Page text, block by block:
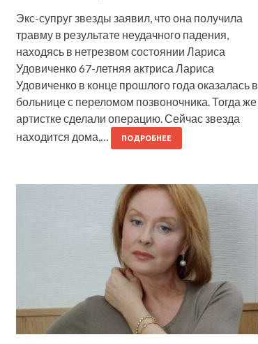
Экс-супруг звезды заявил, что она получила
травму в результате неудачного падения,
находясь в нетрезвом состоянии Лариса
Удовиченко 67-летняя актриса Лариса
Удовиченко в конце прошлого года оказалась в
больнице с переломом позвоночника. Тогда же
артистке сделали операцию. Сейчас звезда
находится дома,…
ПОДРОБНЕЕ